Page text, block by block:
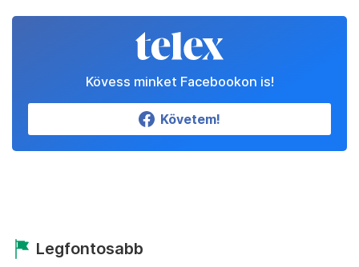
Kövess minket Facebookon is!
Követem!
Legfontosabb